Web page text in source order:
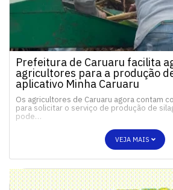
Prefeitura de Caruaru facilita
agricultores para a produção
aplicativo Minha Caruaru
Os agricultores de Caruaru agora contam
para solicitar o serviço de produção de
pode…
VEJA MAIS